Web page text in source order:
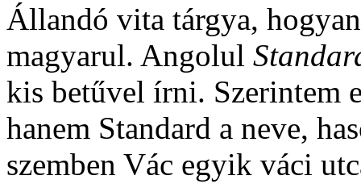
Állandó vita tárgya,
magyarul. Angolul
kis betűvel írni. Szerintem
hanem Standard a neve,
szemben Vác egyik váci